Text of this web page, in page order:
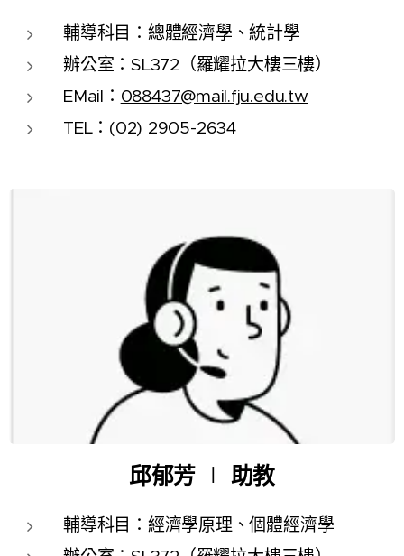
輔導科目：總體經濟學、統計學
辦公室：SL372（羅耀拉大樓三樓）
EMail： 088437@mail.fju.edu.tw
TEL：(02) 2905-2634
邱郁芳 ∣ 助教
輔導科目：經濟學原理、個體經濟學